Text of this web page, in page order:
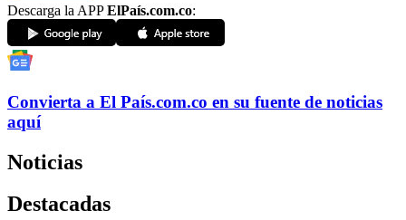
Descarga la APPElPaís.com.co:
Convierta a El País.com.co en su fuente de noticias
aquí
Noticias
Destacadas